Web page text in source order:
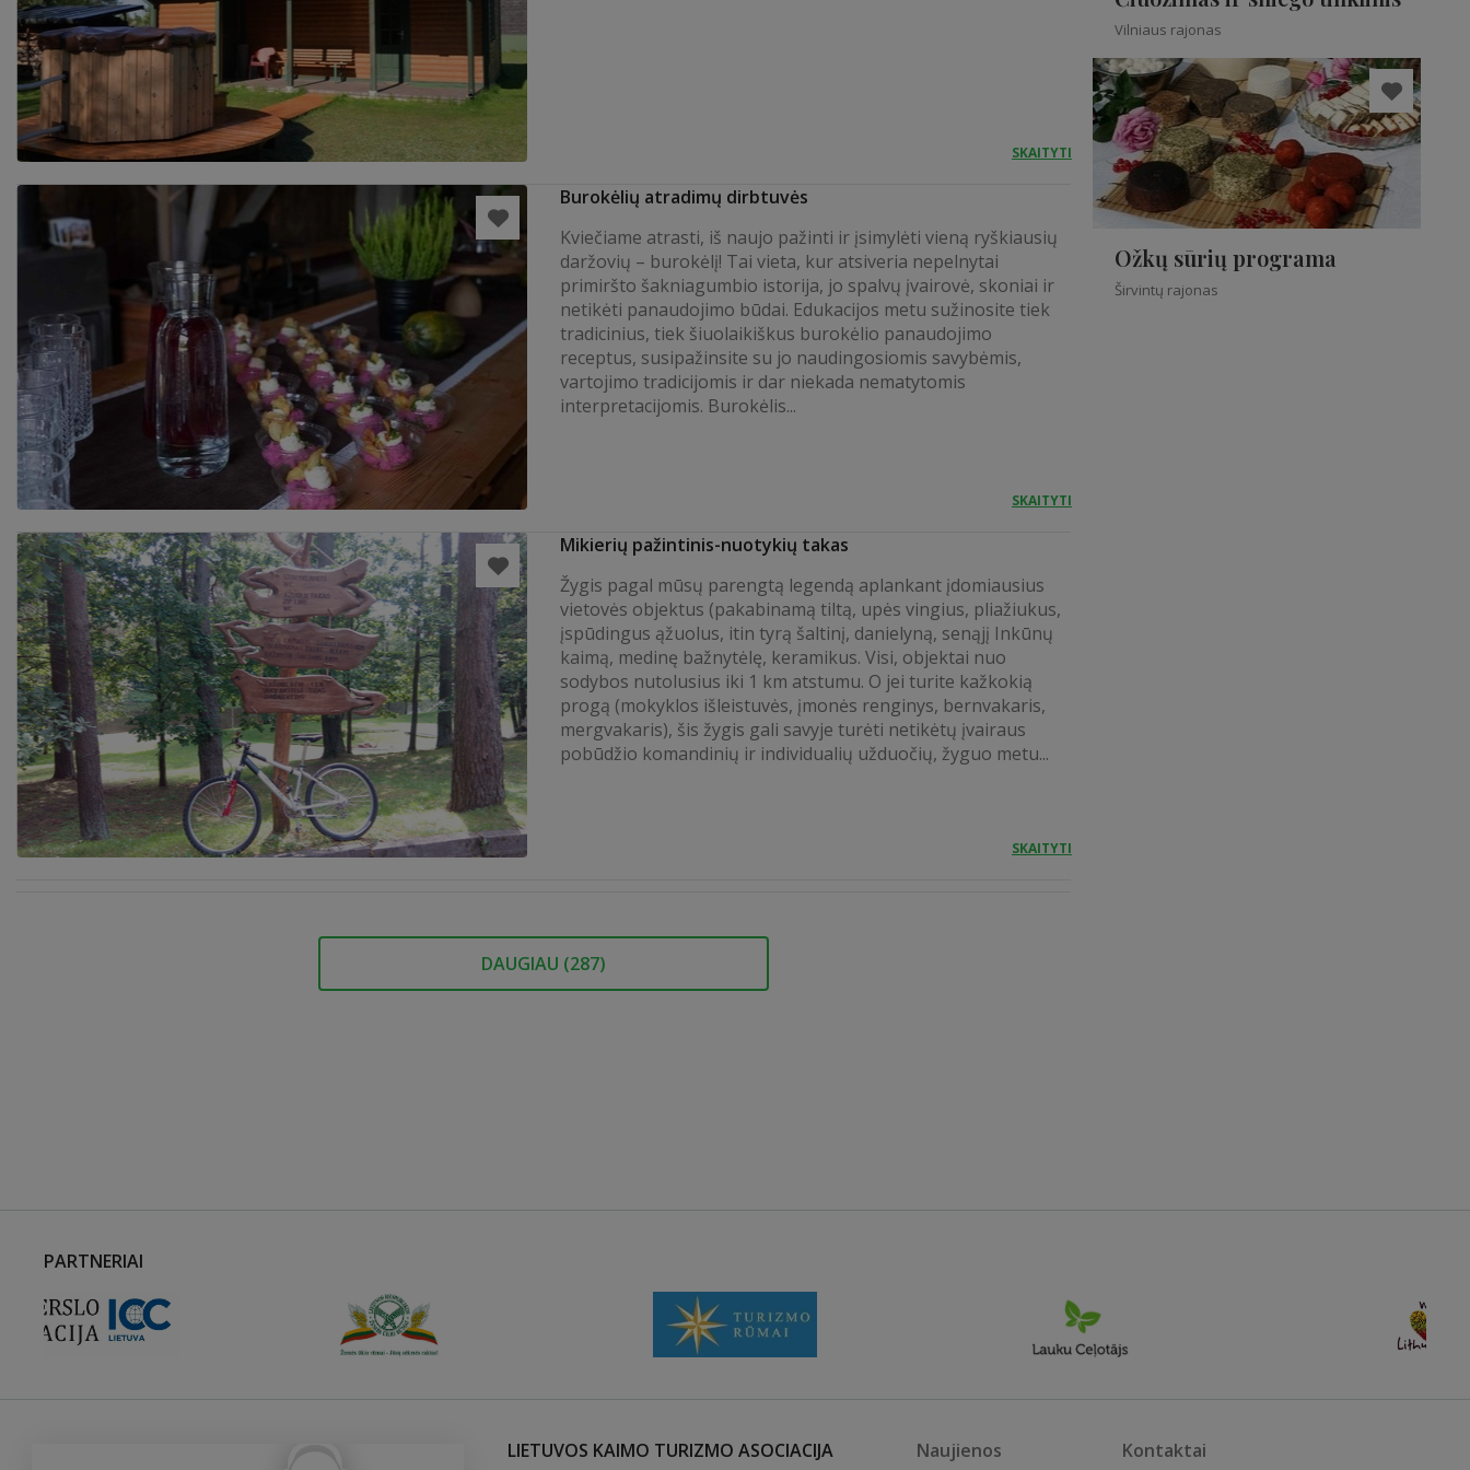
SKAITYTI
Burokėlių atradimų dirbtuvės
Kviečiame atrasti, iš naujo pažinti ir įsimylėti vieną ryškiausių
daržovių – burokėlį! Tai vieta, kur atsiveria nepelnytai
primiršto šakniagumbio istorija, jo spalvų įvairovė, skoniai ir
netikėti panaudojimo būdai. Edukacijos metu sužinosite tiek
tradicinius, tiek šiuolaikiškus burokėlio panaudojimo
receptus, susipažinsite su jo naudingosiomis savybėmis,
vartojimo tradicijomis ir dar niekada nematytomis
interpretacijomis. Burokėlis...
SKAITYTI
Mikierių pažintinis-nuotykių takas
Žygis pagal mūsų parengtą legendą aplankant įdomiausius
vietovės objektus (pakabinamą tiltą, upės vingius, pliažiukus,
įspūdingus ąžuolus, itin tyrą šaltinį, danielyną, senąjį Inkūnų
kaimą, medinę bažnytėlę, keramikus. Visi, objektai nuo
sodybos nutolusius iki 1 km atstumu. O jei turite kažkokią
progą (mokyklos išleistuvės, įmonės renginys, bernvakaris,
mergvakaris), šis žygis gali savyje turėti netikėtų įvairaus
pobūdžio komandinių ir individualių užduočių, žyguo metu...
SKAITYTI
DAUGIAU (287)
Vilniaus rajonas
Ožkų sūrių programa
Širvintų rajonas
PARTNERIAI
LIETUVOS KAIMO TURIZMO ASOCIACIJA Naujienos Kontaktai